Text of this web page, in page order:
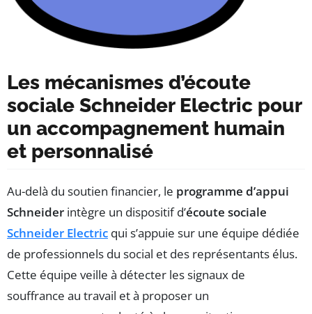
Les mécanismes d’écoute
sociale Schneider Electric pour
un accompagnement humain
et personnalisé
Au-delà du soutien financier, le programme d’appui
Schneider intègre un dispositif d’écoute sociale
Schneider Electric qui s’appuie sur une équipe dédiée
de professionnels du social et des représentants élus.
Cette équipe veille à détecter les signaux de
souffrance au travail et à proposer un